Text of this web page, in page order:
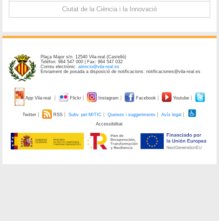
Ciutat de la Ciència i la Innovació
Plaça Major s/n. 12540 Vila-real (Castelló)
Telèfon: 964 547 000 | Fax: 964 547 032
Correu electrònic:atencio@vila-real.es
Enviament de posada a disposició de notificacions: notificaciones@vila-real.es
App Vila-real Flickr Instagram Facebook Youtube
Twitter RSS Subv. pel MITIC Queixes i suggeriments
Avís legal
Accessibilitat